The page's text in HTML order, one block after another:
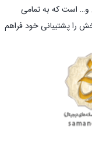
و… است که به تمامی
را پشتیبانی خود فراهم